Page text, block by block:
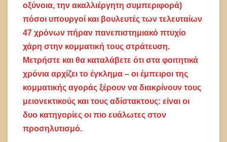
οξύνοια, την ακαλλιέργητη συμπεριφορά)
πόσοι υπουργοί και βουλευτές των τελευταίων
47 χρόνων πήραν πανεπιστημιακό πτυχίο
χάρη στην κομματική τους στράτευση.
Μετρήστε και θα καταλάβετε ότι στα φοιτητικά
χρόνια αρχίζει το έγκλημα – οι έμπειροι της
κομματικής αγοράς ξέρουν να διακρίνουν τους
μειονεκτικούς και τους αδίστακτους: είναι οι
δυο κατηγορίες οι πιο ευάλωτες στον
προσηλυτισμό.